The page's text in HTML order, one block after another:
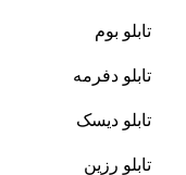
تابلو بوم
تابلو دفرمه
تابلو دیسک
تابلو رزین